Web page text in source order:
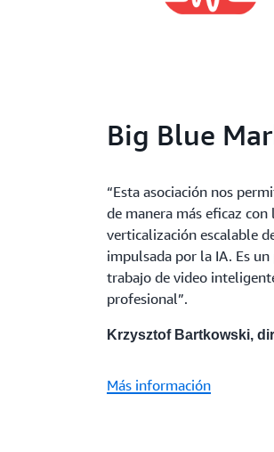
Big Blue
“Esta asociación nos
de manera más eficaz
verticalización escalable
impulsada por la IA. Es
trabajo de video
profesional”.
Krzysztof Bartkowski,
Más información